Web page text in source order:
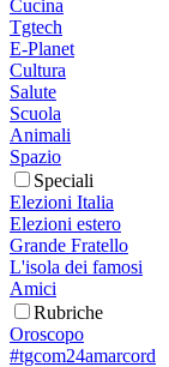
Cucina
Tgtech
E-Planet
Cultura
Salute
Scuola
Animali
Spazio
Speciali
Elezioni Italia
Elezioni estero
Grande Fratello
L'isola dei famosi
Amici
Rubriche
Oroscopo
#tgcom24amarcord